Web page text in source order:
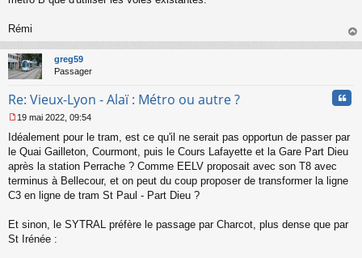
Rémi
au
greg59
Passager
Re: Vieux-Lyon - Alaï : Métro ou autre ?
e
s
s
g
e
o
n
19 mai 2022, 09:54
Idéalement pour le tram, est ce qu'il ne serait pas opportun de passer par
le Quai Gailleton, Courmont, puis le Cours Lafayette et la Gare Part Dieu
après la station Perrache ? Comme EELV proposait avec son T8 avec
terminus à Bellecour, et on peut du coup proposer de transformer la ligne
C3 en ligne de tram St Paul - Part Dieu ?
Et sinon, le SYTRAL préfère le passage par Charcot, plus dense que par
St Irénée :